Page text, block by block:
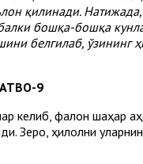
қилинади.
бошқа-бошқа
белгилаб,
9-ФАТВО
келиб, фалон шаҳар
Зеро, ҳилолни